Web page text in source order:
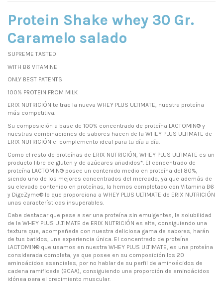
Protein Shake whey 30 Gr.
Caramelo salado
SUPREME TASTED
WITH B6 VITAMINE
ONLY BEST PATENTS
100% PROTEIN FROM MILK
ERIX NUTRICIÓN te trae la nueva WHEY PLUS ULTIMATE, nuestra proteína
más competitiva.
Su composición a base de 100% concentrado de proteína LACTOMIN® y
nuestras combinaciones de sabores hacen de la WHEY PLUS ULTIMATE de
ERIX NUTRICIÓN el complemento ideal para tu día a día.
Como el resto de proteínas de ERIX NUTRICIÓN, WHEY PLUS ULTIMATE es un
producto libre de gluten y de azúcares añadidos*. El concentrado de
proteína LACTOMIN® posee un contenido medio en proteína del 80%,
siendo uno de los mejores concentrados del mercado, ya que además de
su elevado contenido en proteínas, la hemos completado con Vitamina B6
y DigeZyme® lo que proporciona a WHEY PLUS ULTIMATE de ERIX NUTRICIÓN
unas características insuperables.
Cabe destacar que pese a ser una proteína sin emulgentes, la solubilidad
de la WHEY PLUS ULTIMATE de ERIX NUTRICIÓN es alta, consiguiendo una
textura que, acompañada con nuestra deliciosa gama de sabores, harán
de tus batidos, una experiencia única. El concentrado de proteína
LACTOMIN® que usamos en nuestra WHEY PLUS ULTIMATE, es una proteína
considerada completa, ya que posee en su composición los 20
aminoácidos esenciales, por no hablar de su perfil de aminoácidos de
cadena ramificada (BCAA), consiguiendo una proporción de aminoácidos
idónea para el crecimiento muscular.